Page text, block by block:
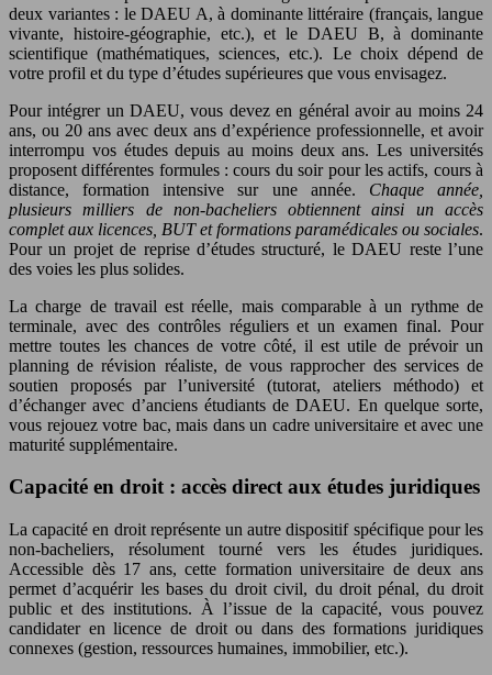
deux variantes : le DAEU A, à dominante littéraire (français, langue
vivante, histoire-géographie, etc.), et le DAEU B, à dominante
scientifique (mathématiques, sciences, etc.). Le choix dépend de
votre profil et du type d’études supérieures que vous envisagez.
Pour intégrer un DAEU, vous devez en général avoir au moins 24
ans, ou 20 ans avec deux ans d’expérience professionnelle, et avoir
interrompu vos études depuis au moins deux ans. Les universités
proposent différentes formules : cours du soir pour les actifs, cours à
distance, formation intensive sur une année. Chaque année,
plusieurs milliers de non-bacheliers obtiennent ainsi un accès
complet aux licences, BUT et formations paramédicales ou sociales.
Pour un projet de reprise d’études structuré, le DAEU reste l’une
des voies les plus solides.
La charge de travail est réelle, mais comparable à un rythme de
terminale, avec des contrôles réguliers et un examen final. Pour
mettre toutes les chances de votre côté, il est utile de prévoir un
planning de révision réaliste, de vous rapprocher des services de
soutien proposés par l’université (tutorat, ateliers méthodo) et
d’échanger avec d’anciens étudiants de DAEU. En quelque sorte,
vous rejouez votre bac, mais dans un cadre universitaire et avec une
maturité supplémentaire.
Capacité en droit : accès direct aux études juridiques
La capacité en droit représente un autre dispositif spécifique pour les
non-bacheliers, résolument tourné vers les études juridiques.
Accessible dès 17 ans, cette formation universitaire de deux ans
permet d’acquérir les bases du droit civil, du droit pénal, du droit
public et des institutions. À l’issue de la capacité, vous pouvez
candidater en licence de droit ou dans des formations juridiques
connexes (gestion, ressources humaines, immobilier, etc.).